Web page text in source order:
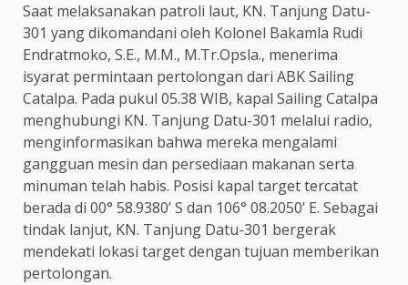
Saat melaksanakan patroli laut, KN. Tanjung Datu-
301 yang dikomandani oleh Kolonel Bakamla Rudi
Endratmoko, S.E., M.M., M.Tr.Opsla., menerima
isyarat permintaan pertolongan dari ABK Sailing
Catalpa. Pada pukul 05.38 WIB, kapal Sailing Catalpa
menghubungi KN. Tanjung Datu-301 melalui radio,
menginformasikan bahwa mereka mengalami
gangguan mesin dan persediaan makanan serta
minuman telah habis. Posisi kapal target tercatat
berada di 00° 58.9380’ S dan 106° 08.2050’ E. Sebagai
tindak lanjut, KN. Tanjung Datu-301 bergerak
mendekati lokasi target dengan tujuan memberikan
pertolongan.